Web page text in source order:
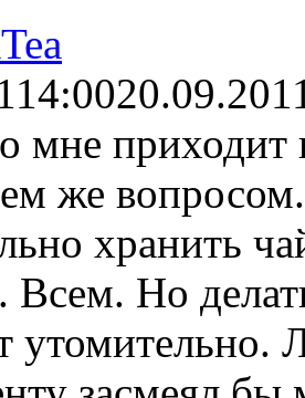
14:00
мне приходит
же
хранить
Всем. Но